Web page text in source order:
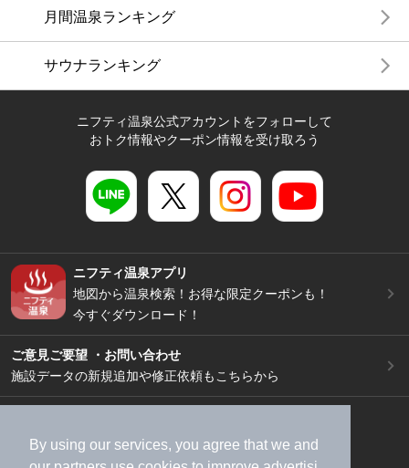
By using our services, you agree that we and
月間温泉ランキング
サウナランキング
ニフティ温泉公式アカウントをフォローして
おトク情報やクーポン情報を受け取ろう
ニフティ温泉アプリ
地図から温泉検索！お得な限定クーポンも！
今すぐダウンロード！
ご意見ご要望 ・お問い合わせ
施設データの新規追加や修正依頼もこちらから
加盟店募集（資料請求）
広告出稿のご案内